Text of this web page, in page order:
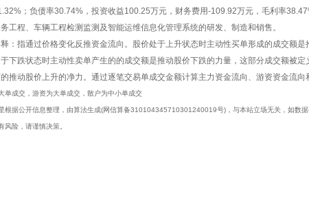
；负债率30.74%，投资收益100.25万元，财务费用-109.92万元，毛利率
工程、车辆工程检测监测及智能运维信息化管理系统的研发、制造和销售。
：指通过价格变化反推资金流向。股价处于上升状态时主动性买单形成的成交额
下跌状态时主动性卖单产生的的成交额是推动股价下跌的力量，这部分成交额被
推动股价上升的净力。通过逐笔交易单成交金额计算主力资金流向、游资资金流向
单成交，游资为大单成交，散户为中小单成交
根据公开信息整理，由算法生成(网信算备310104345710301240019号)，与本站立场无关，如数
风险，请谨慎决策。